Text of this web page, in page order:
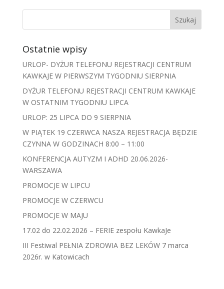
Ostatnie wpisy
URLOP- DYŻUR TELEFONU REJESTRACJI CENTRUM
KAWKAJE W PIERWSZYM TYGODNIU SIERPNIA
DYŻUR TELEFONU REJESTRACJI CENTRUM KAWKAJE
W OSTATNIM TYGODNIU LIPCA
URLOP: 25 LIPCA DO 9 SIERPNIA
W PIĄTEK 19 CZERWCA NASZA REJESTRACJA BĘDZIE
CZYNNA W GODZINACH 8:00 – 11:00
KONFERENCJA AUTYZM I ADHD 20.06.2026-
WARSZAWA
PROMOCJE W LIPCU
PROMOCJE W CZERWCU
PROMOCJE W MAJU
17.02 do 22.02.2026 – FERIE zespołu KawkaJe
III Festiwal PEŁNIA ZDROWIA BEZ LEKÓW 7 marca
2026r. w Katowicach